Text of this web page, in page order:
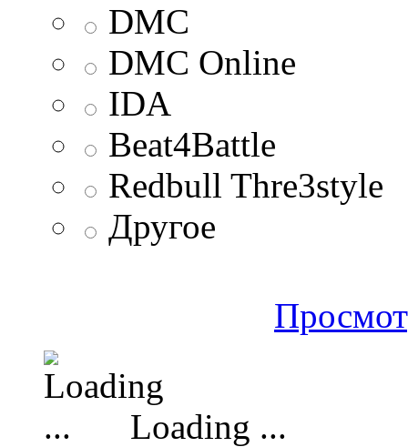
DMC
DMC Online
IDA
Beat4Battle
Redbull Thre3style
Другое
Loading ...